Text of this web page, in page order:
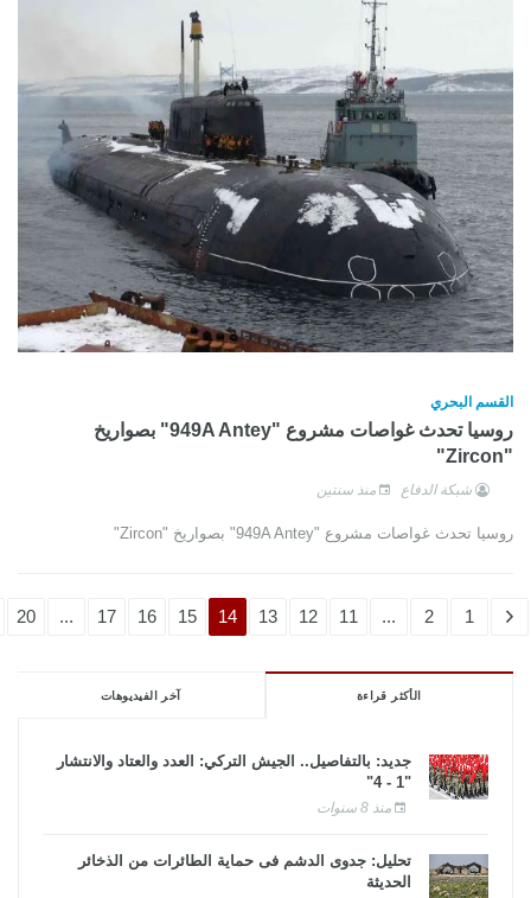
القسم البحري
روسيا تحدث غواصات مشروع "949A Antey" بصواريخ
"Zircon"
شبكة الدفاع منذ سنتين
روسيا تحدث غواصات مشروع "949A Antey" بصواريخ "Zircon"
1
2
...
11
12
13
14
15
16
17
...
20
الأكثر قراءة آخر الفيديوهات
جديد: بالتفاصيل.. الجيش التركي: العدد والعتاد والانتشار
"1 - 4"
منذ 8 سنوات
تحليل: جدوى الدشم فى حماية الطائرات من الذخائر
الحديثة